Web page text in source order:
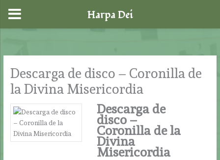
contenido
Descarga de disco – Coronilla de
la Divina Misericordia
Descarga de
disco –
Coronilla de la
Divina
Misericordia
Harpa Dei